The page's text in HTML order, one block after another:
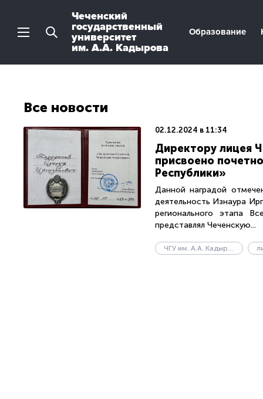
Чеченский
государственный
университет
им. А.А. Кадырова
Образование
Все новости
02.12.2024 в 11:34
Директору лицея
присвоено
Республики»
Данной наградой
деятельность Изнаура
регионального этапа
представлял Чеченскую...
ЧГУ им. А.А. Кадырова